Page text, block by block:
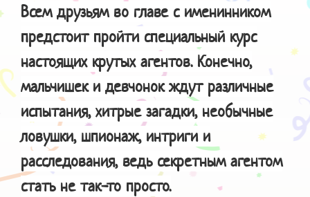
Всем друзьям во главе с именинником
предстоит пройти специальный курс
настоящих крутых агентов. Конечно,
мальчишек и девчонок ждут различные
испытания, хитрые загадки, необычные
ловушки, шпионаж, интриги и
расследования, ведь секретным агентом
стать не так-то просто.